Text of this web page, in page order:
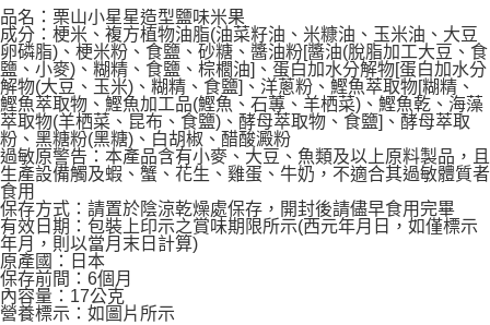
AFTEE先享後付
相關說明
【關於「AFTEE先享後付」】
AFTEE先享後付是「在收到商品之後才付款」的支付方式。 讓您購物簡單
便利好安心！
１．簡單：不需註冊會員、不需綁卡、不需儲值。
２．便利：只要手機號碼，簡訊認證，即可結帳。
３．安心：先確認商品／服務後，再付款。
【「AFTEE先享後付」結帳流程】
１．於結帳方式選擇「AFTEE先享後付」後，將跳轉至「AFTEE先享後付」
結帳頁面，進行簡訊認證並確認金額後，即可完成結帳。
２．訂單成立數日內，您將收到繳費通知簡訊。
３．收到繳費通知簡訊後14天內，點擊此簡訊中的連結，可透過四大超商／
ATM／網路銀行／等多元方式進行付款，方視為交易完成。
※ 請注意：結帳手續完成當下不需立刻繳費，但若您需要取消訂單，請聯絡
ATM付款
運送方式
全家取貨付款
每筆NT$60，滿NT$590(含以上)免運費
付款後全家取貨
每筆NT$60，滿NT$590(含以上)免運費
7-11取貨付款
品名：栗山小星星造型鹽味米果
成分：梗米、複方植物油脂(油菜籽油、米糠油、玉米油、大豆
卵磷脂)、梗米粉、食鹽、砂糖、醬油粉[醬油(脫脂加工大豆、食
鹽、小麥)、糊精、食鹽、棕櫚油]、蛋白加水分解物[蛋白加水分
解物(大豆、玉米)、糊精、食鹽]、洋蔥粉、鰹魚萃取物[糊精、
鰹魚萃取物、鰹魚加工品(鰹魚、石蓴、羊栖菜)、鰹魚乾、海藻
萃取物(羊栖菜、昆布、食鹽)、酵母萃取物、食鹽]、酵母萃取
粉、黑糖粉(黑糖)、白胡椒、醋酸澱粉
過敏原警告：本產品含有小麥、大豆、魚類及以上原料製品，且
生產設備觸及蝦、蟹、花生、雞蛋、牛奶，不適合其過敏體質者
食用
保存方式：請置於陰涼乾燥處保存，開封後請儘早食用完畢
有效日期：包裝上印示之賞味期限所示(西元年月日，如僅標示
年月，則以當月末日計算)
原產國：日本
保存前間：6個月
內容量：17公克
營養標示：如圖片所示